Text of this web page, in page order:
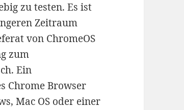
zu testen. Es ist
Zeitraum
von ChromeOS
zum
Ein
Chrome Browser
Mac OS oder einer